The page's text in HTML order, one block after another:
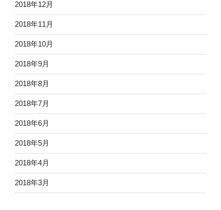
2018年12月
2018年11月
2018年10月
2018年9月
2018年8月
2018年7月
2018年6月
2018年5月
2018年4月
2018年3月